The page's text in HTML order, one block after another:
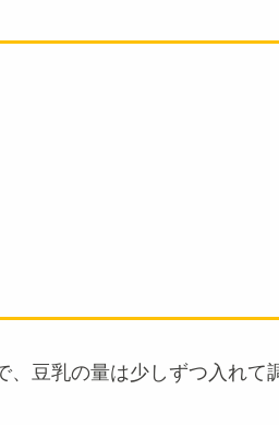
豆乳の量は少しずつ入れて